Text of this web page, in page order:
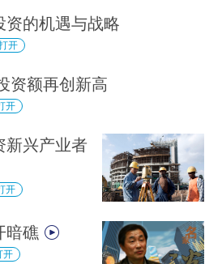
资的机遇与战略
开
资额再创新高
开
新兴产业者
开
暗礁
开